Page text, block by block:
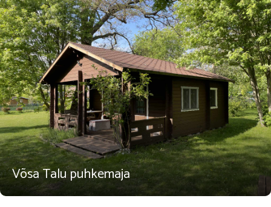
Võsa Talu puhkemaja